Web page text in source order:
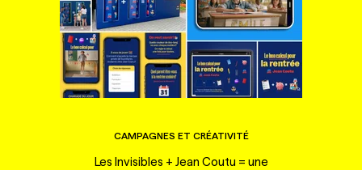
CAMPAGNES ET CRÉATIVITÉ
Les Invisibles + Jean Coutu = une